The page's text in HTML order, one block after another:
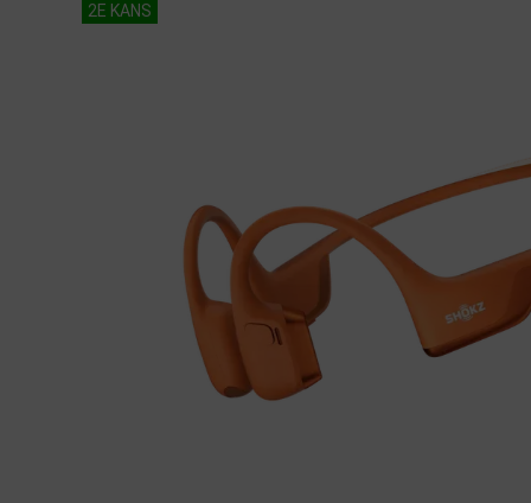
Fietstassen & Rugzakken
Overige sporten & cadeaubon
Nieuw bij FuturumShop...
2E KANS